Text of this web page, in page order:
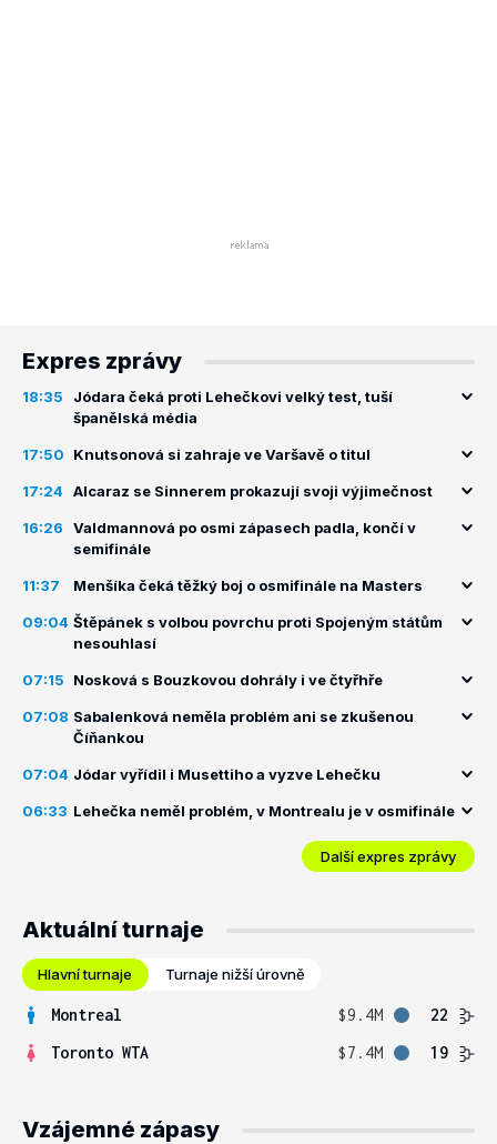
Expres zprávy
18:35
Jódara čeká proti Lehečkovi velký test, tuší
španělská média
17:50 Knutsonová si zahraje ve Varšavě o titul
17:24 Alcaraz se Sinnerem prokazují svoji výjimečnost
16:26
Valdmannová po osmi zápasech padla, končí v
semifinále
11:37 Menšíka čeká těžký boj o osmifinále na Masters
09:04 Štěpánek s volbou povrchu proti Spojeným státům
nesouhlasí
07:15 Nosková s Bouzkovou dohrály i ve čtyřhře
07:08 Sabalenková neměla problém ani se zkušenou
Číňankou
07:04 Jódar vyřídil i Musettiho a vyzve Lehečku
06:33 Lehečka neměl problém, v Montrealu je v osmifinále
Další expres zprávy
Aktuální turnaje
Hlavní turnaje Turnaje nižší úrovně
Montreal $9.4M
22
Toronto WTA
$7.4M 19
Vzájemné zápasy